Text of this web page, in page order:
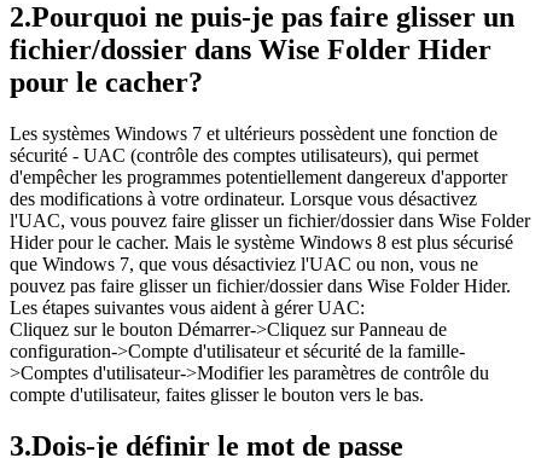
2.Pourquoi ne puis-je pas faire glisser un
fichier/dossier dans Wise Folder Hider
pour le cacher?
Les systèmes Windows 7 et ultérieurs possèdent une fonction de
sécurité - UAC (contrôle des comptes utilisateurs), qui permet
d'empêcher les programmes potentiellement dangereux d'apporter
des modifications à votre ordinateur. Lorsque vous désactivez
l'UAC, vous pouvez faire glisser un fichier/dossier dans Wise Folder
Hider pour le cacher. Mais le système Windows 8 est plus sécurisé
que Windows 7, que vous désactiviez l'UAC ou non, vous ne
pouvez pas faire glisser un fichier/dossier dans Wise Folder Hider.
Les étapes suivantes vous aident à gérer UAC:
Cliquez sur le bouton Démarrer->Cliquez sur Panneau de
configuration->Compte d'utilisateur et sécurité de la famille-
>Comptes d'utilisateur->Modifier les paramètres de contrôle du
compte d'utilisateur, faites glisser le bouton vers le bas.
3.Dois-je définir le mot de passe